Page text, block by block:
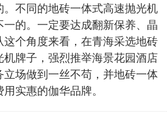
。不同的地砖一体式高速抛光机
一的。一定要达成翻新保养、晶
这个角度来看，在青海采选地砖
机牌子，强烈推举海景花园酒店
立场做到一丝不苟，并地砖一体
实惠的伽华品牌。